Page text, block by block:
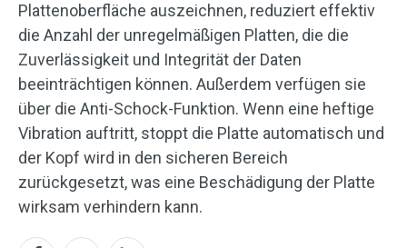
Plattenoberfläche auszeichnen, reduziert effektiv
die Anzahl der unregelmäßigen Platten, die die
Zuverlässigkeit und Integrität der Daten
beeinträchtigen können. Außerdem verfügen sie
über die Anti-Schock-Funktion. Wenn eine heftige
Vibration auftritt, stoppt die Platte automatisch und
der Kopf wird in den sicheren Bereich
zurückgesetzt, was eine Beschädigung der Platte
wirksam verhindern kann.